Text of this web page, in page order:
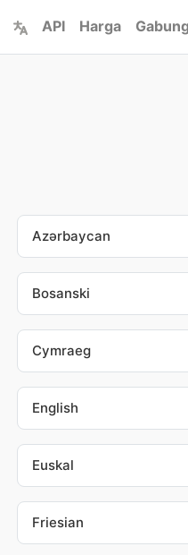
API Harga Gabung
Azərbaycan
Bosanski
Cymraeg
English
Euskal
Friesian